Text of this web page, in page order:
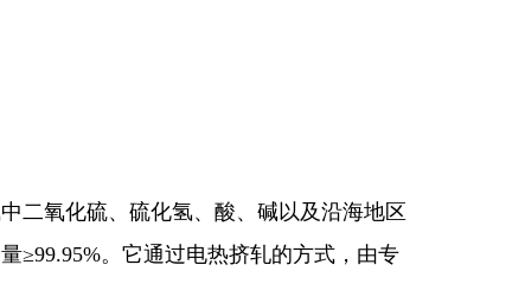
二氧化硫、硫化氢、酸、碱以及沿海地区
≥99.95%。它通过电热挤轧的方式，由专